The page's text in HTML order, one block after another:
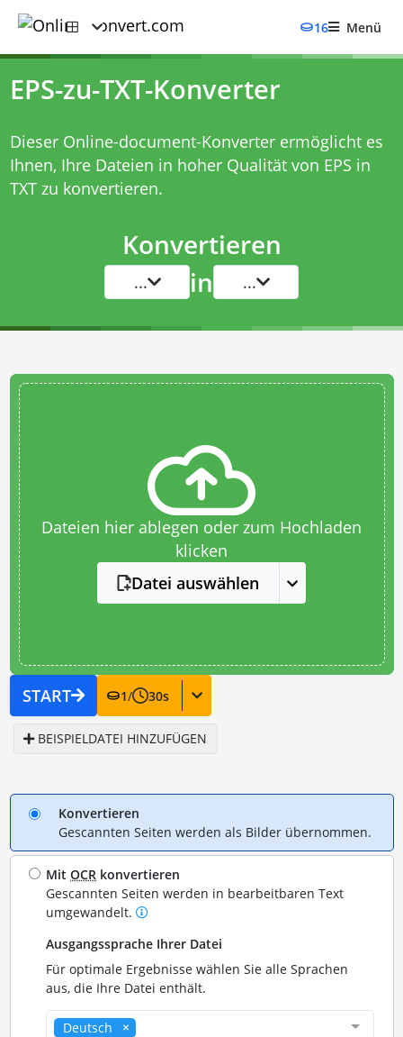
16 Menü
EPS-zu-TXT-Konverter
Dieser Online-document-Konverter ermöglicht es
Ihnen, Ihre Dateien in hoher Qualität von EPS in
TXT zu konvertieren.
Konvertieren
... in ...
Dateien hier ablegen oder zum Hochladen
klicken
Datei auswählen
START 1/ 30s
BEISPIELDATEI HINZUFÜGEN
Konvertieren
Gescannten Seiten werden als Bilder übernommen.
MitOCR konvertieren
Gescannten Seiten werden in bearbeitbaren Text
umgewandelt.
Ausgangssprache Ihrer Datei
Für optimale Ergebnisse wählen Sie alle Sprachen
aus, die Ihre Datei enthält.
Deutsch